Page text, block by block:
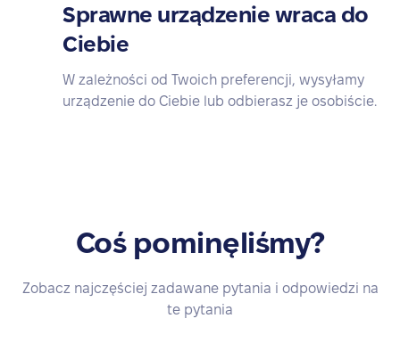
Sprawne urządzenie wraca do
Ciebie
W zależności od Twoich preferencji, wysyłamy
urządzenie do Ciebie lub odbierasz je osobiście.
Coś pominęliśmy?
Zobacz najczęściej zadawane pytania i odpowiedzi na
te pytania